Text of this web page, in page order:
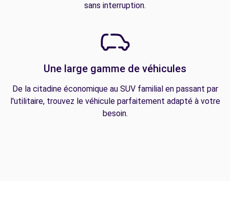
sans interruption.
Une large gamme de véhicules
De la citadine économique au SUV familial en passant par
l'utilitaire, trouvez le véhicule parfaitement adapté à votre
besoin.